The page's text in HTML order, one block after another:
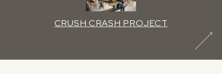
CRUSH CRASH PROJECT